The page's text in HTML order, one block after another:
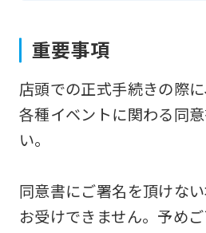
重要事項
店頭での正式手続きの際
各種イベントに関わる同
い。
同意書にご署名を頂けな
お受けできません。予めご
if